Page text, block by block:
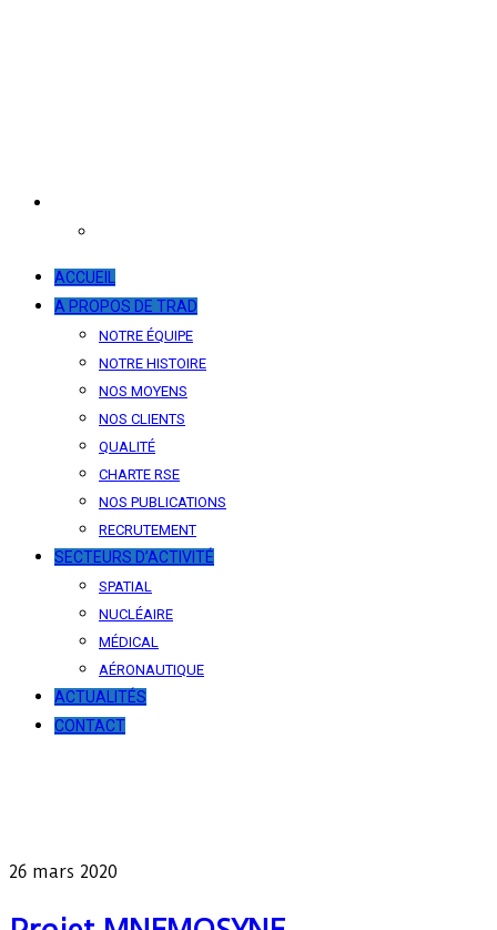
ACCUEIL
A PROPOS DE TRAD
NOTRE ÉQUIPE
NOTRE HISTOIRE
NOS MOYENS
NOS CLIENTS
QUALITÉ
CHARTE RSE
NOS PUBLICATIONS
RECRUTEMENT
SECTEURS D’ACTIVITÉ
SPATIAL
NUCLÉAIRE
MÉDICAL
AÉRONAUTIQUE
ACTUALITÉS
CONTACT
26 mars 2020